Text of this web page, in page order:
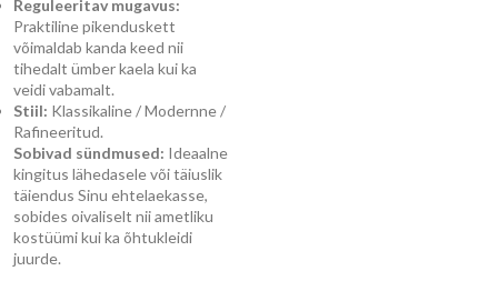
Reguleeritav mugavus:
Praktiline pikenduskett
võimaldab kanda keed nii
tihedalt ümber kaela kui ka
veidi vabamalt.
Stiil: Klassikaline / Modernne /
Rafineeritud.
Sobivad sündmused: Ideaalne
kingitus lähedasele või täiuslik
täiendus Sinu ehtelaekasse,
sobides oivaliselt nii ametliku
kostüümi kui ka õhtukleidi
juurde.